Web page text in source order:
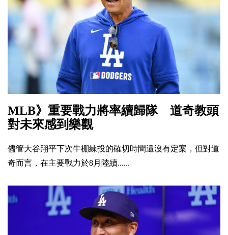
MLB》重要戰力將率續歸隊 道奇教頭
對未來感到樂觀
儘管大谷翔平下次牛棚練投的確切時間還沒有定案，但對道
奇而言，在主要戰力於8月陸續......